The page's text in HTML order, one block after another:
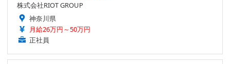
株式会社RIOT GROUP
神奈川県
月給26万円～50万円
正社員